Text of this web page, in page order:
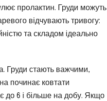
пролактин. Груди можуть
відчувають тривогу:
та складом ідеально
Груди стають важчими,
починає ковтати
до 6 і більше на добу. Якщо